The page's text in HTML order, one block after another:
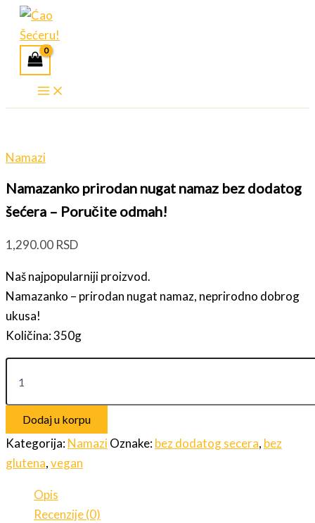
Pređi
sadržaj
Namazi
Namazanko prirodan nugat namaz bez dodatog
šećera – Poručite odmah!
1,290.00 RSD
Naš najpopularniji proizvod.
Namazanko – prirodan nugat namaz, neprirodno dobrog
ukusa!
Količina: 350g
Namazanko
prirodan
namaz
dodatog
šećera
-
odmah!
količina
Dodaj u korpu
Kategorija:NamaziOznake:bez dodatog secera, bez
glutena,vegan
Opis
Recenzije (0)